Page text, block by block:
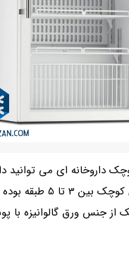
داروخانه ای می توانید
یخچال های
از جنس ورق گالوانیزه